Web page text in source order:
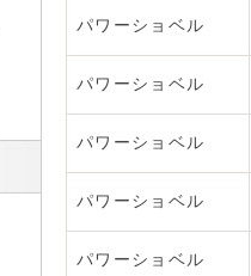
パワーショベル
パワーショベル
パワーショベル
パワーショベル
パワーショベル